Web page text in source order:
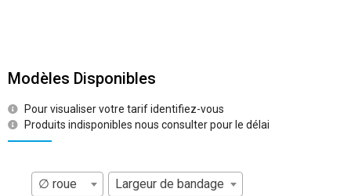
Modèles Disponibles
Pour visualiser votre tarif identifiez-vous
Produits indisponibles nous consulter pour le délai
∅ roue
Largeur de bandage